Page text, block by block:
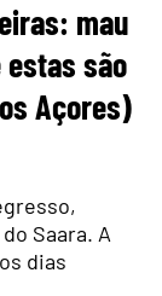
mau
são
Açores)
Saara. A
dias